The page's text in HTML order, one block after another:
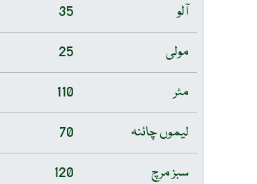
آلو
35
مولی
25
مٹر
110
لیموں چائنہ
70
سبز مرچ
120